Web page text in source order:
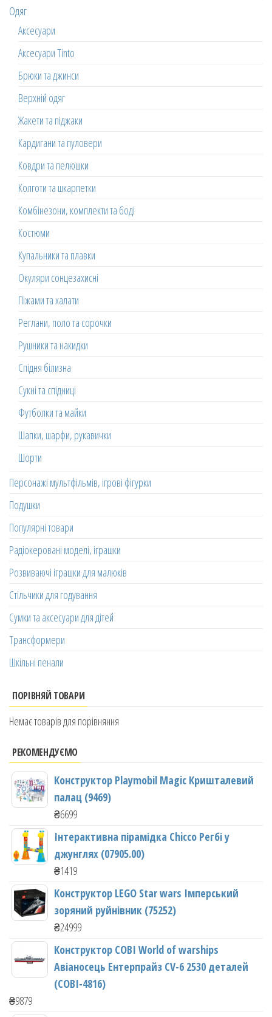
Одяг
Аксесуари
Аксесуари Tinto
Брюки та джинси
Верхній одяг
Жакети та піджаки
Кардигани та пуловери
Ковдри та пелюшки
Колготи та шкарпетки
Комбінезони, комплекти та боді
Костюми
Купальники та плавки
Окуляри сонцезахисні
Піжами та халати
Реглани, поло та сорочки
Рушники та накидки
Спідня білизна
Сукні та спідниці
Футболки та майки
Шапки, шарфи, рукавички
Шорти
Персонажі мультфільмів, ігрові фігурки
Подушки
Популярні товари
Радіокеровані моделі, іграшки
Розвиваючі іграшки для малюків
Стільчики для годування
Сумки та аксесуари для дітей
Трансформери
Шкільні пенали
ПОРІВНЯЙ ТОВАРИ
Немає товарів для порівняння
РЕКОМЕНДУЄМО
Конструктор Playmobil Magic Кришталевий
палац (9469)
₴6699
Інтерактивна пірамідка Chicco Регбі у
джунглях (07905.00)
₴1419
Конструктор LEGO Star wars Імперський
зоряний руйнівник (75252)
₴24999
Конструктор COBI World of warships
Авіаносець Ентерпрайз CV-6 2530 деталей
(COBI-4816)
₴9879